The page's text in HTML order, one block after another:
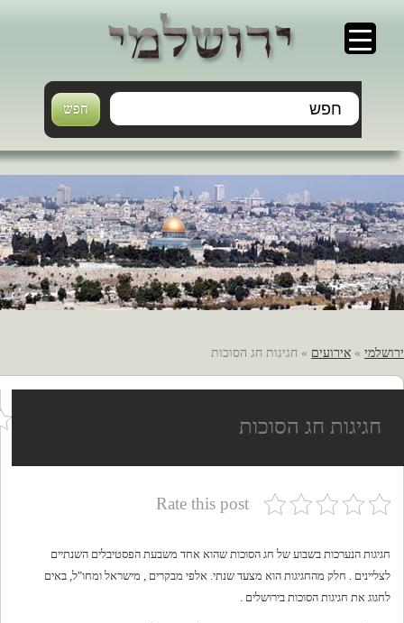
ירושלמי » אירועים » חגיגות חג הסוכות
חגיגות חג הסוכות
Rate this post
חגיגות הנערכות בשבוע של חג הסוכות שהוא אחד משבעת הפסטיבלים השנתיים
לצליינים . חלק מהחגיגות הוא מצעד שנתי. אלפי מבקרים , מישראל ומחו"ל, באים
לחגוג את חגיגות הסוכות בירושלים .